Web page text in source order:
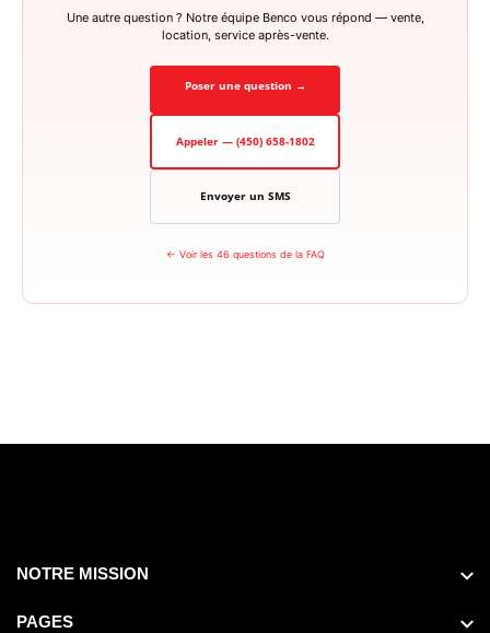
Une autre question ? Notre équipe Benco vous répond — vente,
location, service après-vente.
Poser une question →
Appeler — (450) 658-1802
Envoyer un SMS
← Voir les 46 questions de la FAQ
NOTRE MISSION
PAGES